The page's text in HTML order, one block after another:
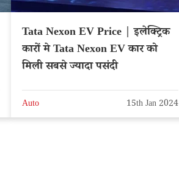
Tata Nexon EV Price | इलेक्ट्रिक
कारों मे Tata Nexon EV कार को
मिली सबसे ज्यादा पसंदी
Auto 15th Jan 2024